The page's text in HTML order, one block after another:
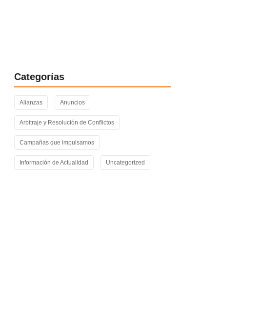
Categorías
Alianzas Anuncios
Arbitraje y Resolución de Conflictos
Campañas que impulsamos
Información de Actualidad Uncategorized